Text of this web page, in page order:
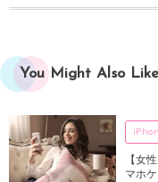
You Might Also Like
【女
マホ